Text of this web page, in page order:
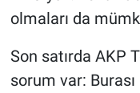
olmaları da
Son satırda AKP
sorum var: